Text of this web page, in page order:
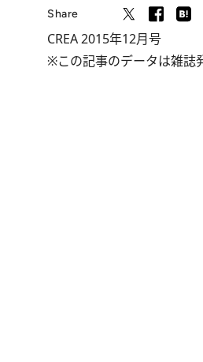
Share
CREA 2015年12月号
※この記事のデータは雑誌